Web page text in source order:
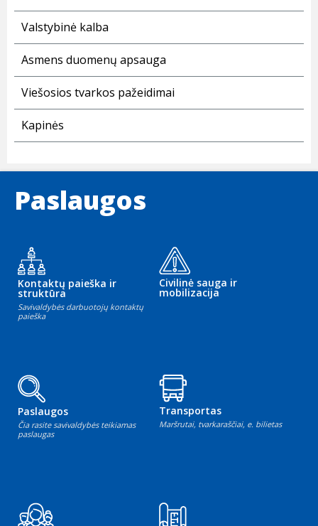
Valstybinė kalba
Asmens duomenų apsauga
Viešosios tvarkos pažeidimai
Kapinės
Paslaugos
Kontaktų paieška ir
struktūra
Savivaldybės darbuotojų kontaktų
paieška
Civilinė sauga ir
mobilizacija
Paslaugos
Čia rasite savivaldybės teikiamas
paslaugas
Transportas
Maršrutai, tvarkaraščiai, e. bilietas